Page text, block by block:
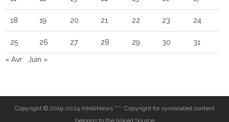
18 19 20 21 22 23 24
25 26 27 28 29 30 31
« Avr Juin »
Copyright © 2019-2024 IntelliNews **** Copyright for syndicated content
belongs to the linked Source